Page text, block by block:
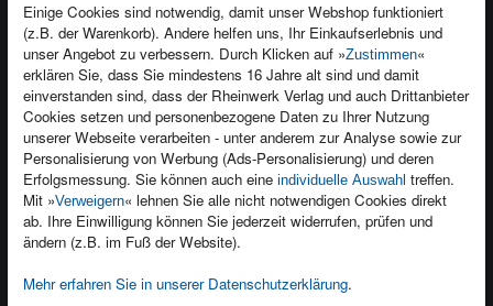
Einige Cookies sind notwendig, damit unser Webshop funktioniert
(z.B. der Warenkorb). Andere helfen uns, Ihr Einkaufserlebnis und
unser Angebot zu verbessern. Durch Klicken auf »Zustimmen«
erklären Sie, dass Sie mindestens 16 Jahre alt sind und damit
einverstanden sind, dass der Rheinwerk Verlag und auch Drittanbieter
Cookies setzen und personenbezogene Daten zu Ihrer Nutzung
unserer Webseite verarbeiten - unter anderem zur Analyse sowie zur
Personalisierung von Werbung (Ads-Personalisierung) und deren
Erfolgsmessung. Sie können auch eine individuelle Auswahl treffen.
Mit »Verweigern« lehnen Sie alle nicht notwendigen Cookies direkt
ab. Ihre Einwilligung können Sie jederzeit widerrufen, prüfen und
ändern (z.B. im Fuß der Website).
Mehr erfahren Sie in unserer Datenschutzerklärung.
Kontakt
Newsletter
Für Unternehmen
Presseservice
Dozentenservice
Produktfeedback
Foreign Rights
Ein Buch schreiben
Kundenservice